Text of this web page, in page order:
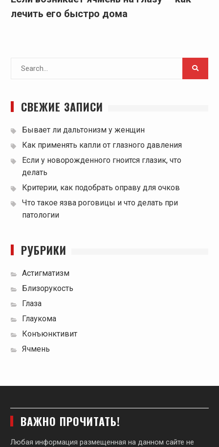
лечить его быстро дома
СВЕЖИЕ ЗАПИСИ
Бывает ли дальтонизм у женщин
Как применять капли от глазного давления
Если у новорожденного гноится глазик, что
делать
Критерии, как подобрать оправу для очков
Что такое язва роговицы и что делать при
патологии
РУБРИКИ
Астигматизм
Близорукость
Глаза
Глаукома
Конъюнктивит
Ячмень
ВАЖНО ПРОЧИТАТЬ!
Любая информация размещенная на данном сайте не